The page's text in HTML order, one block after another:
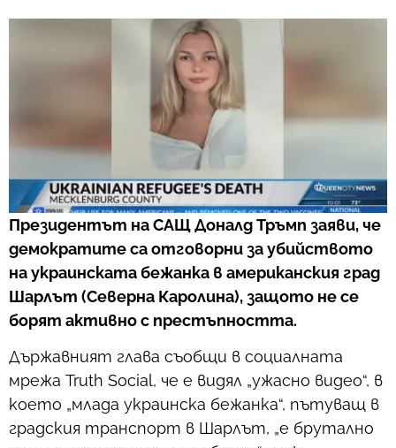
Президентът на САЩ Доналд Тръмп заяви, че
демократите са отговорни за убийството
на украинската бежанка в американския град
Шарлът (Северна Каролина), защото не се
борят активно с престъпността.
Държавният глава съобщи в социалната
мрежа Truth Social, че е видял „ужасно видео“, в
което „млада украинска бежанка“, пътуващ в
градския транспорт в Шарлът, „е брутално